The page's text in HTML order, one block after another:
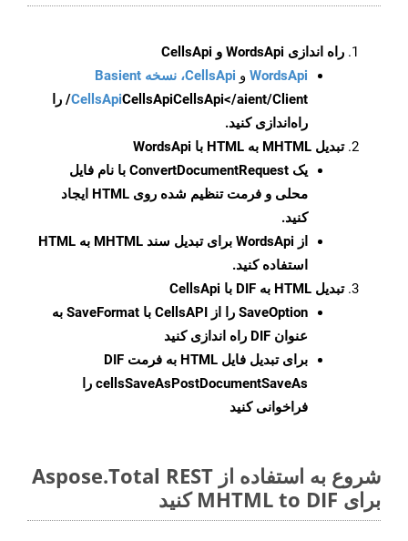
راه اندازی WordsApi و CellsApi
WordsApi و CellsApi، نسخه Basient
CellsApiCellsApi
CellsApi</aient/Client/ را
راه‌اندازی کنید.
تبدیل MHTML به HTML با WordsApi
یک ConvertDocumentRequest با نام فایل
محلی و فرمت تنظیم شده روی HTML ایجاد
کنید.
از WordsApi برای تبدیل سند MHTML به HTML
استفاده کنید.
تبدیل HTML به DIF با CellsApi
SaveOption
را از CellsAPI با SaveFormat به
عنوان DIF راه اندازی کنید
برای تبدیل فایل HTML به فرمت
DIF
cellsSaveAsPostDocumentSaveAs را
فراخوانی کنید
شروع به استفاده از Aspose.Total REST
برای MHTML to DIF کنید